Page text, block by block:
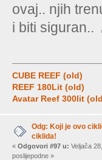
ovaj.. njih
i biti siguran..
CUBE REEF (old)
REEF 180Lit (old)
Avatar Reef 300lit
Odg: Koji je ovo
ciklida!
« Odgovori #97 u: Veljača
poslijepodne »